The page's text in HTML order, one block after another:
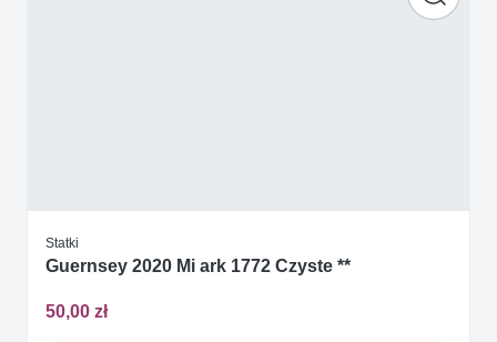
Statki
Guernsey 2020 Mi ark 1772 Czyste **
50,00 zł